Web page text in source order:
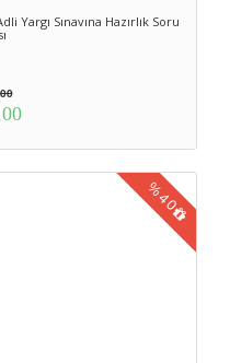
Yargı Sınavına Hazırlık Soru
%40